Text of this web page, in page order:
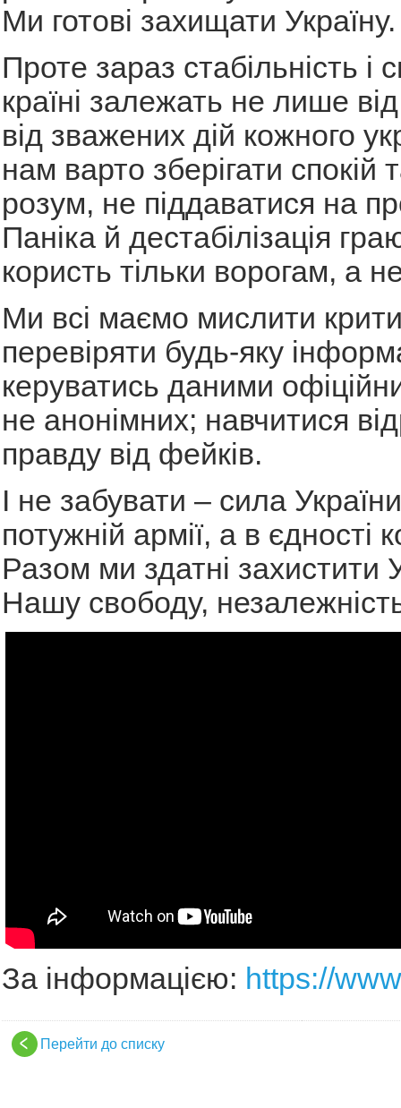
Ми готові захищати Україну.
Проте зараз стабільність і
країні залежать не лише
від зважених дій кожного
нам варто зберігати спокій
розум, не піддаватися на
Паніка й дестабілізація
користь тільки ворогам, а
Ми всі маємо мислити
перевіряти будь-яку
керуватись даними
не анонімних; навчитися
правду від фейків.
І не забувати – сила
потужній армії, а в єдності
Разом ми здатні захистити
Нашу свободу, незалежність
За інформацією: https://
Перейти до списку